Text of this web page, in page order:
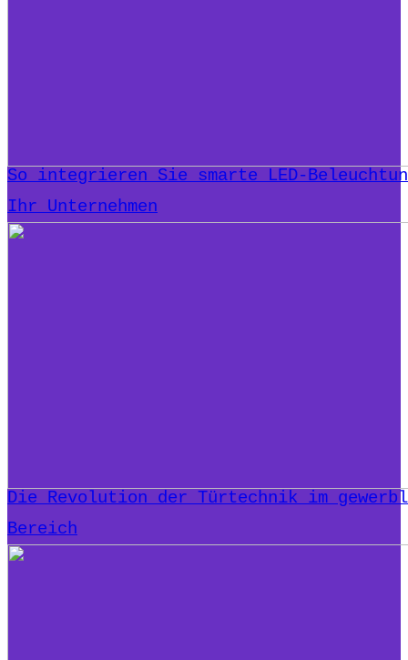
So integrieren Sie smarte LED-
Ihr Unternehmen
Die Revolution der Türtechnik im
Bereich